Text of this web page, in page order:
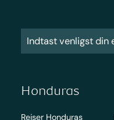
Honduras
Rejser Honduras